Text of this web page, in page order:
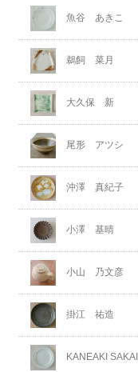
魚谷 あきこ
鵜飼 菜月
大久保 新
尾形 アツシ
沖澤 真紀子
小澤 基晴
小山 乃文彦
掛江 祐造
KANEAKI